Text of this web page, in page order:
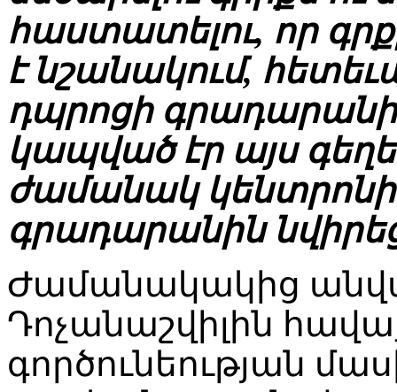
հաստատելու, որ
է նշանակում,
դպրոցի
կապված էր այս
ժամանակ կենտրոնի
գրադարանին նվիրեց
Ժամանակակից
Դոչանաշվիլին
գործունեության